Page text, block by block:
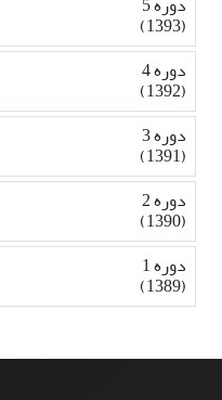
(1393)
دوره 4
(1392)
دوره 3
(1391)
دوره 2
(1390)
دوره 1
(1389)